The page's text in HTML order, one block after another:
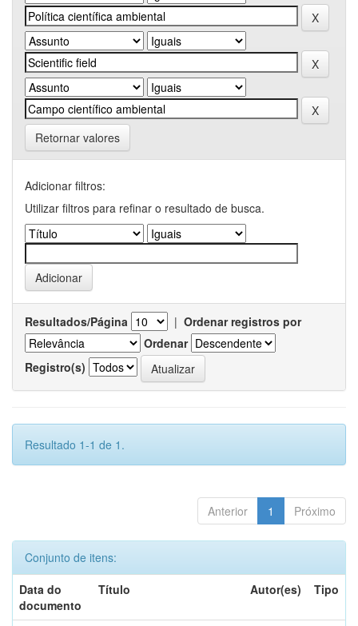
Retornar valores
Adicionar filtros:
Utilizar filtros para refinar o resultado de busca.
Resultados/Página | Ordenar registros por
Ordenar
Registro(s)
Resultado 1-1 de 1.
Anterior 1 Próximo
Conjunto de itens:
Data do
documento
Título Autor(es) Tipo